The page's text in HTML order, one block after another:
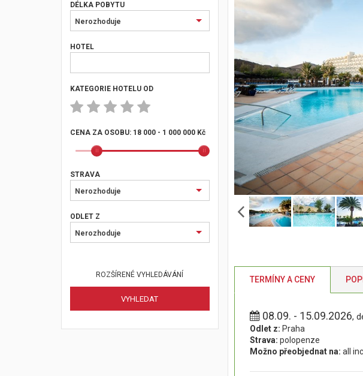
DÉLKA POBYTU
Nerozhoduje
HOTEL
KATEGORIE HOTELU OD
CENA ZA OSOBU: 18 000 - 1 000 000 Kč
STRAVA
Nerozhoduje
ODLET Z
Nerozhoduje
ROZŠÍRENÉ VYHLEDÁVÁNÍ TERMÍNY A CENY
08.09. - 15.09.2026,
Odlet z: Praha
Strava: polopenze
Možno přeobjednat na: all